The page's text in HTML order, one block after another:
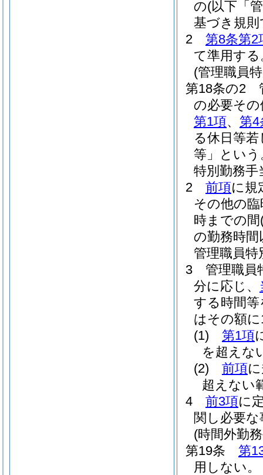
の(以下「
基づき規
2
第8条第2
て準用する
(管理職員
第18条の2
の必要そ
第1項、 第4
る休日等
等」という
特別勤務
2
前項に規
その他の
時までの間
の勤務時
管理職員特
3
管理職員
分に応じ、
する時間
はその額
(1)
第1項
を超えな
(2)
前項
超えない
4
前3項に
関し必要
(時間外勤
第19条
第
用しない。